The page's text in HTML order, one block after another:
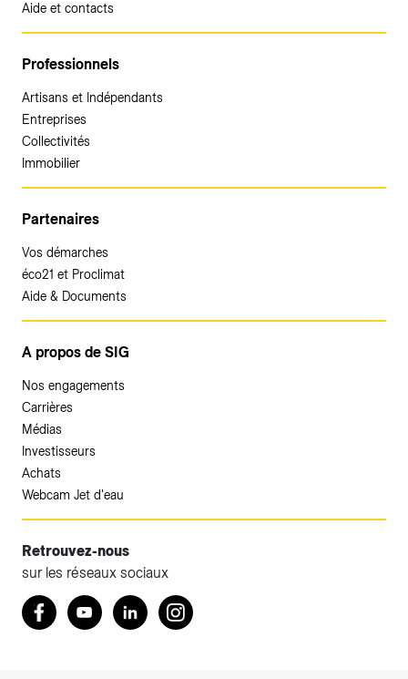
Aide et contacts
Professionnels
Artisans et Indépendants
Entreprises
Collectivités
Immobilier
Partenaires
Vos démarches
éco21 et Proclimat
Aide & Documents
A propos de SIG
Nos engagements
Carrières
Médias
Investisseurs
Achats
Webcam Jet d'eau
Retrouvez-nous
sur les réseaux sociaux
Retrouvez nous sur Facebook
YoutubeLinkedInInstagram
Accéder à votre espace client SIG.
Votre espace client SIG n'est pas optimisé pour une